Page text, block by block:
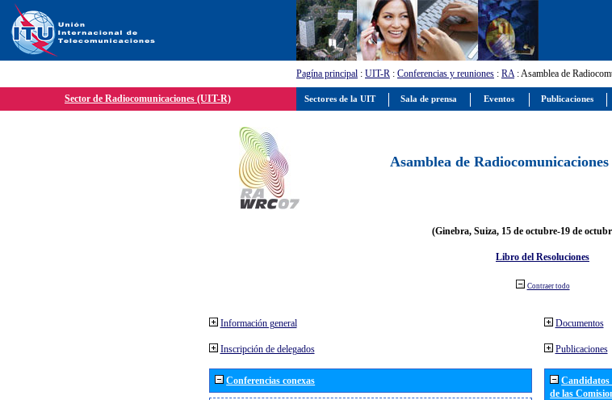
Pagína principal : UIT-R : Conferencias y reuniones : RA: Asamblea de
Sector de Radiocomunicaciones (UIT-R)
Asamblea de
(Ginebra, Suiza, 15 de octubre-19 de
Libro del Resoluciones
Contraer todo
Información general
Inscripción de delegados
Conferencias conexas
Documentos
Publicaciones
Candidatos
de las
Sectores de la UIT Sala de prensa Eventos Publicaciones